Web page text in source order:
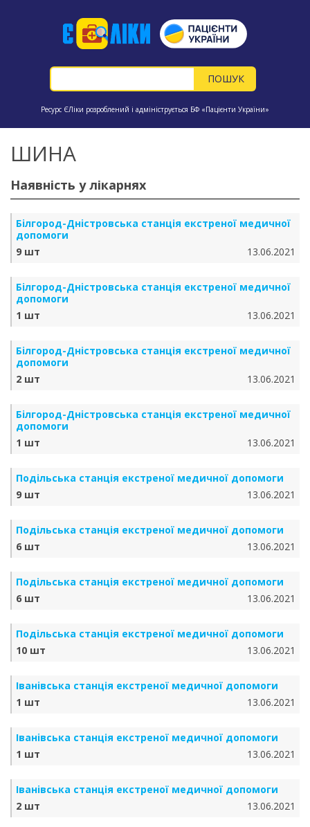
Ресурс ЄЛіки розроблений і адмініструється БФ «Пацієнти України»
ШИНА
Наявність у лікарнях
Бiлгород-Днiстровська станція екстреної медичної
допомоги
9 шт
13.06.2021
Бiлгород-Днiстровська станція екстреної медичної
допомоги
1 шт
13.06.2021
Бiлгород-Днiстровська станція екстреної медичної
допомоги
2 шт
13.06.2021
Бiлгород-Днiстровська станція екстреної медичної
допомоги
1 шт
13.06.2021
Подільська станція екстреної медичної допомоги
9 шт
13.06.2021
Подільська станція екстреної медичної допомоги
6 шт
13.06.2021
Подільська станція екстреної медичної допомоги
6 шт
13.06.2021
Подільська станція екстреної медичної допомоги
10 шт
13.06.2021
Iванiвська станція екстреної медичної допомоги
1 шт
13.06.2021
Iванiвська станція екстреної медичної допомоги
1 шт
13.06.2021
Iванiвська станція екстреної медичної допомоги
2 шт
13.06.2021